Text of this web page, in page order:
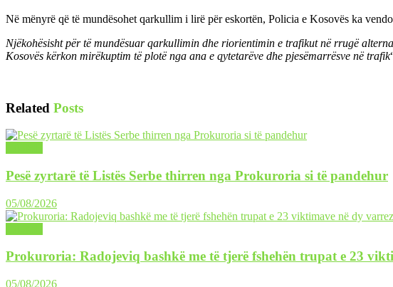
Në mënyrë që të mundësohet qarkullim i lirë për eskortën, Policia e Kosovës ka
Njëkohësisht për të mundësuar qarkullimin dhe riorientimin e trafikut në rrugë
Kosovës kërkon mirëkuptim të plotë nga ana e qytetarëve dhe pjesëmarrësve në trafik
Related Posts
Pesë zyrtarë të Listës Serbe thirren nga Prokuroria si të pandehur
05/08/2026
Prokuroria: Radojeviq bashkë me të tjerë fshehën trupat e 23
05/08/2026